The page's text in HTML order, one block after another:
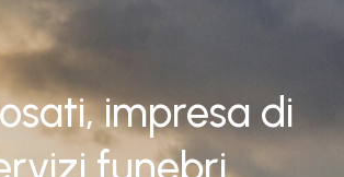
impresa di